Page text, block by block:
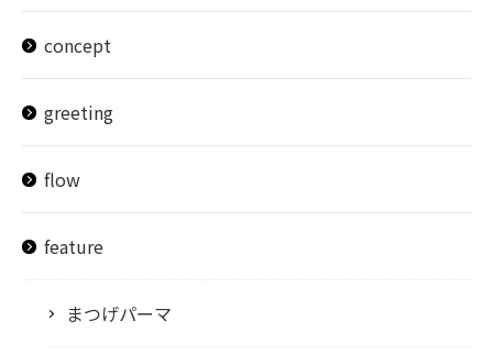
concept
greeting
flow
feature
まつげパーマ